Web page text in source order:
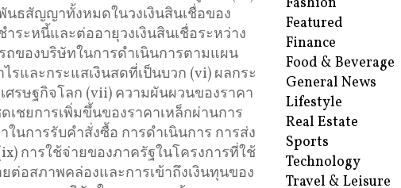
ธสัญญาทั้งหมดในวงเงินสินเชื่อของ
ระหนี้และต่ออายุวงเงินสินเชื่อระหว่าง
ถของบริษัทในการดําเนินการตามแผน
และกระแสเงินสดที่เป็นบวก (vi) ผลกระ
รษฐกิจโลก (vii) ความผันผวนของราคา
ชยการเพิ่มขึ้นของราคาเหล็กผ่านการ
นการรับคําสั่งซื้อ การดําเนินการ การส่ง
การใช้จ่ายของภาครัฐในโครงการที่ใช้
อสภาพคล่องและการเข้าถึงเงินทุนของ
Featured
Finance
Food & Beverage
General News
Lifestyle
Real Estate
Sports
Technology
Travel & Leisure